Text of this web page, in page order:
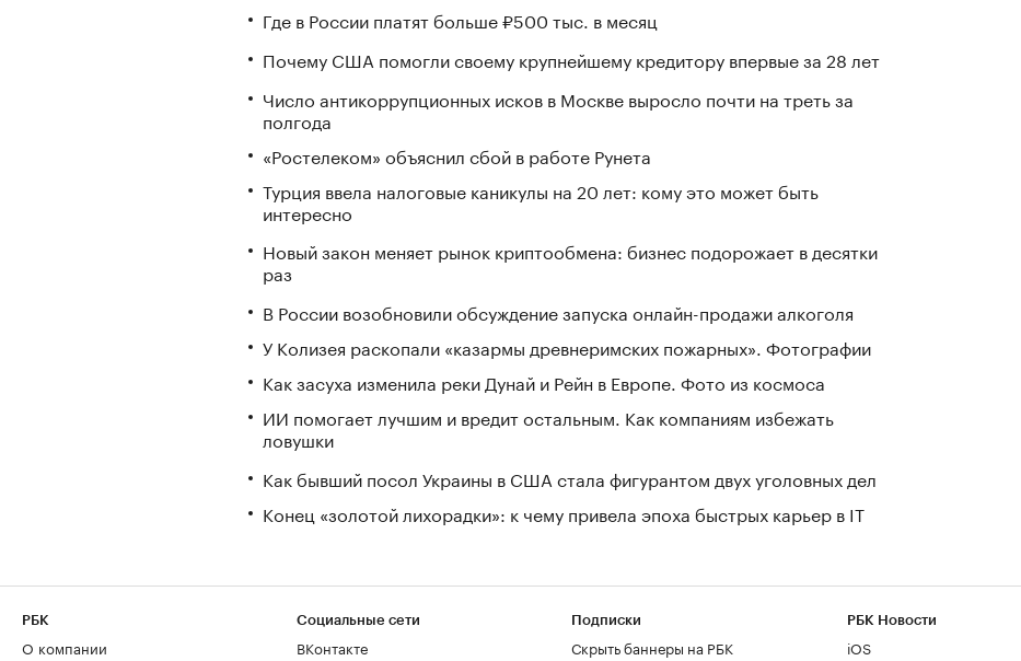
Где в России платят больше ₽500 тыс. в месяц
Почему США помогли своему крупнейшему кредитору впервые за 28 лет
Число антикоррупционных исков в Москве выросло почти на треть за
полгода
«Ростелеком» объяснил сбой в работе Рунета
Турция ввела налоговые каникулы на 20 лет: кому это может быть
интересно
Новый закон меняет рынок криптообмена: бизнес подорожает в десятки
раз
В России возобновили обсуждение запуска онлайн-продажи алкоголя
У Колизея раскопали «казармы древнеримских пожарных». Фотографии
Как засуха изменила реки Дунай и Рейн в Европе. Фото из космоса
ИИ помогает лучшим и вредит остальным. Как компаниям избежать
ловушки
Как бывший посол Украины в США стала фигурантом двух уголовных дел
Конец «золотой лихорадки»: к чему привела эпоха быстрых карьер в IT
РБК
О компании
Социальные сети
ВКонтакте
Подписки
Скрыть баннеры на РБК
РБК Новости
iOS